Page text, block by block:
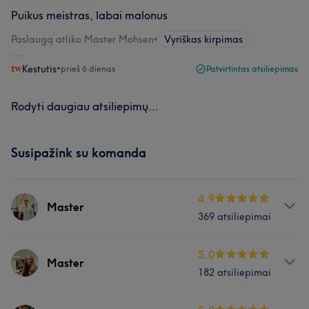
Puikus meistras, labai malonus
Paslaugą atliko Master Mohsen• Vyriškas kirpimas
Kestutis•prieš 6 dienas Patvirtintas atsiliepimas
Rodyti daugiau atsiliepimų...
Susipažink su komanda
Master
4.9
369 atsiliepimai
Apie
Mohsen pozityvus,komunikabilus ir puikiai išmanantis
Master
5.0
182 atsiliepimai